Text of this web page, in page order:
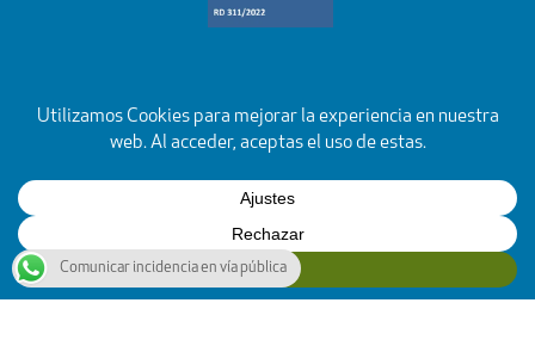
Comunicar incidencia en vía pública